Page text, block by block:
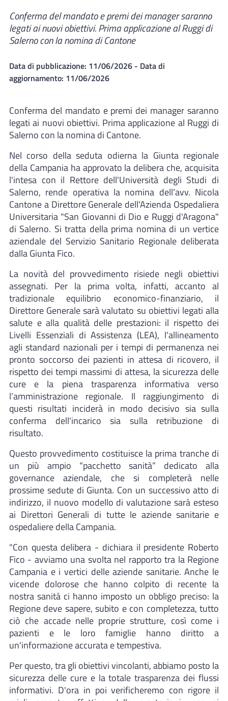
Conferma del mandato e premi dei manager saranno
legati ai nuovi obiettivi. Prima applicazione al Ruggi di
Salerno con la nomina di Cantone
Data di pubblicazione: 11/06/2026 - Data di
aggiornamento: 11/06/2026
Conferma del mandato e premi dei manager saranno
legati ai nuovi obiettivi. Prima applicazione al Ruggi di
Salerno con la nomina di Cantone.
Nel corso della seduta odierna la Giunta regionale
della Campania ha approvato la delibera che, acquisita
l'intesa con il Rettore dell'Università degli Studi di
Salerno, rende operativa la nomina dell’avv. Nicola
Cantone a Direttore Generale dell'Azienda Ospedaliera
Universitaria "San Giovanni di Dio e Ruggi d'Aragona"
di Salerno. Si tratta della prima nomina di un vertice
aziendale del Servizio Sanitario Regionale deliberata
dalla Giunta Fico.
La novità del provvedimento risiede negli obiettivi
assegnati. Per la prima volta, infatti, accanto al
tradizionale equilibrio economico-finanziario, il
Direttore Generale sarà valutato su obiettivi legati alla
salute e alla qualità delle prestazioni: il rispetto dei
Livelli Essenziali di Assistenza (LEA), l'allineamento
agli standard nazionali per i tempi di permanenza nei
pronto soccorso dei pazienti in attesa di ricovero, il
rispetto dei tempi massimi di attesa, la sicurezza delle
cure e la piena trasparenza informativa verso
l’amministrazione regionale. Il raggiungimento di
questi risultati inciderà in modo decisivo sia sulla
conferma dell'incarico sia sulla retribuzione di
risultato.
Questo provvedimento costituisce la prima tranche di
un più ampio “pacchetto sanità” dedicato alla
governance aziendale, che si completerà nelle
prossime sedute di Giunta. Con un successivo atto di
indirizzo, il nuovo modello di valutazione sarà esteso
ai Direttori Generali di tutte le aziende sanitarie e
ospedaliere della Campania.
"Con questa delibera - dichiara il presidente Roberto
Fico - avviamo una svolta nel rapporto tra la Regione
Campania e i vertici delle aziende sanitarie. Anche le
vicende dolorose che hanno colpito di recente la
nostra sanità ci hanno imposto un obbligo preciso: la
Regione deve sapere, subito e con completezza, tutto
ciò che accade nelle proprie strutture, così come i
pazienti e le loro famiglie hanno diritto a
un'informazione accurata e tempestiva.
Per questo, tra gli obiettivi vincolanti, abbiamo posto la
sicurezza delle cure e la totale trasparenza dei flussi
informativi. D'ora in poi verificheremo con rigore il